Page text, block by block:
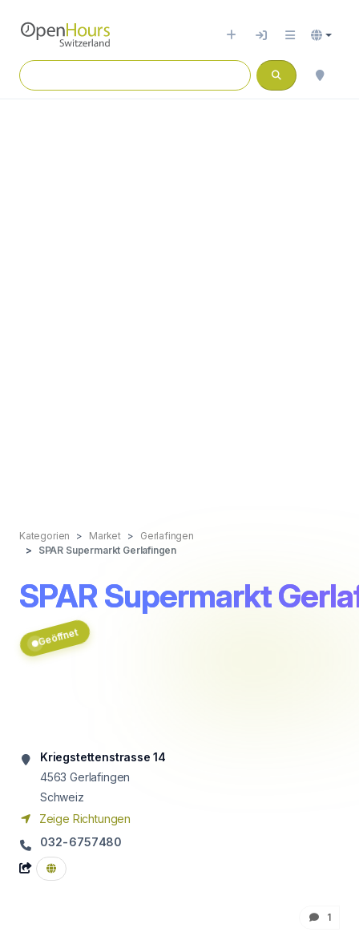
Kategorien Market
Gerlafingen
SPAR Supermarkt Gerlafingen
SPAR Supermarkt
Geöffnet
Kriegstettenstrasse 14
4563 Gerlafingen
Schweiz
Zeige Richtungen
032-6757480
1